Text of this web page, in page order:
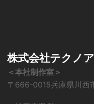
株式会社テクノ
＜本社制作室＞
〒666-0015兵庫県川西